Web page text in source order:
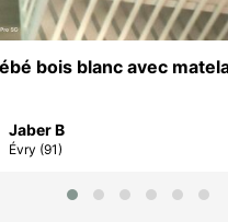
bois blanc avec
Jaber B
Évry (91)